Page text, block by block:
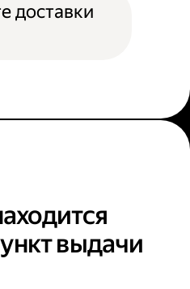
доставки
выдачи